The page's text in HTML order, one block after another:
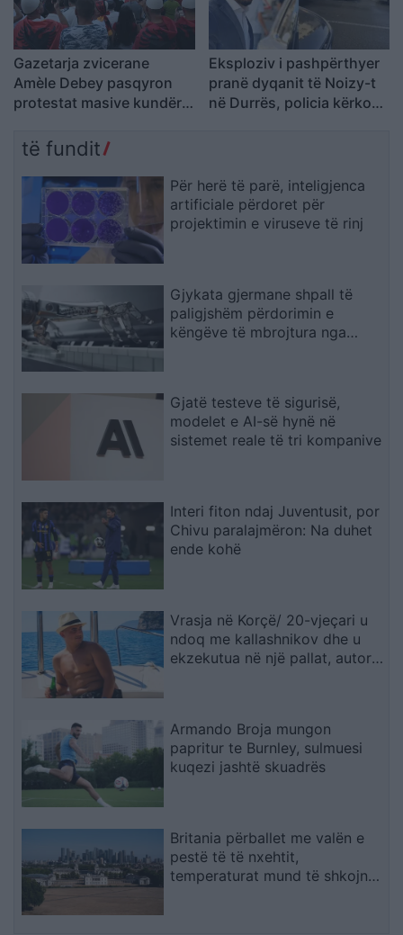
Gazetarja zvicerane
Amèle Debey pasqyron
protestat masive kundër
japin fund pushtetit 35-
vjeçar të të njëjtëve emra
Eksploziv i pashpërthyer
pranë dyqanit të Noizy-t
në Durrës, policia kërkon
të fundit
Për herë të parë, inteligjenca
artificiale përdoret për
projektimin e viruseve të rinj
Gjykata gjermane shpall të
paligjshëm përdorimin e
këngëve të mbrojtura nga
Gjatë testeve të sigurisë,
modelet e AI-së hynë në
sistemet reale të tri kompanive
Interi fiton ndaj Juventusit, por
Chivu paralajmëron: Na duhet
ende kohë
Vrasja në Korçë/ 20-vjeçari u
ndoq me kallashnikov dhe u
ekzekutua në një pallat, autori i
Armando Broja mungon
papritur te Burnley, sulmuesi
kuqezi jashtë skuadrës
Britania përballet me valën e
pestë të të nxehtit,
temperaturat mund të shkojnë